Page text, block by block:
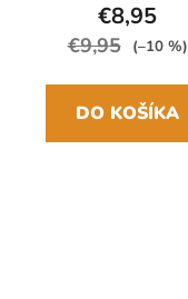
€8,95
€9,95 (–10 %)
DO KOŠÍKA